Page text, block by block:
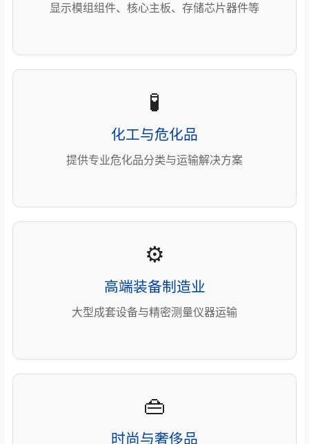
显示模组组件、核心主板、存储芯片器件等
🧪
化工与危化品
提供专业危化品分类与运输解决方案
⚙️
高端装备制造业
大型成套设备与精密测量仪器运输
👜
时尚与奢侈品